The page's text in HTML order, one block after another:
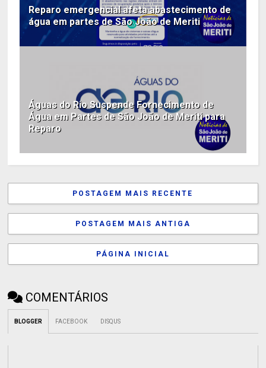
Reparo emergencial afeta abastecimento de
água em partes de São João de Meriti
Águas do Rio Suspende Fornecimento de
Água em Partes de São João de Meriti para
Reparo
POSTAGEM MAIS RECENTE
POSTAGEM MAIS ANTIGA
PÁGINA INICIAL
COMENTÁRIOS
BLOGGER FACEBOOK DISQUS